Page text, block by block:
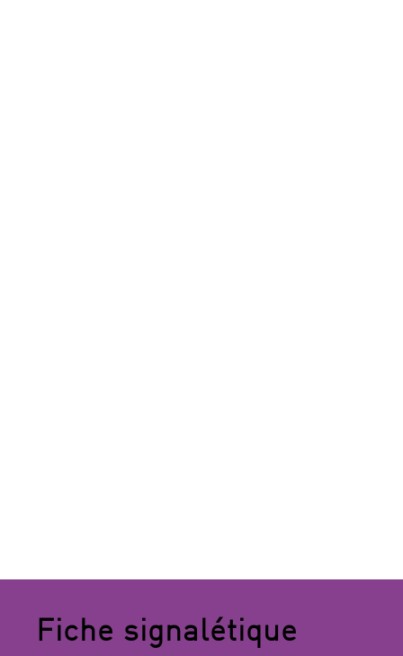
Fiche signalétique